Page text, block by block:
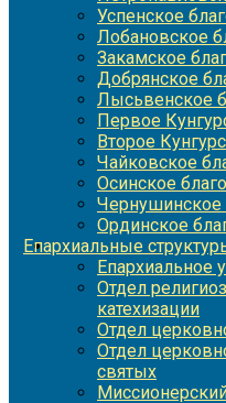
Успенское
Лобановское
Закамское
Добрянское
Лысьвенское
Первое
Второе
Чайковское
Осинское
Чернушинское
Ординское
Епархиальные
Епархиальное
Отдел
катехизации
Отдел
Отдел
святых